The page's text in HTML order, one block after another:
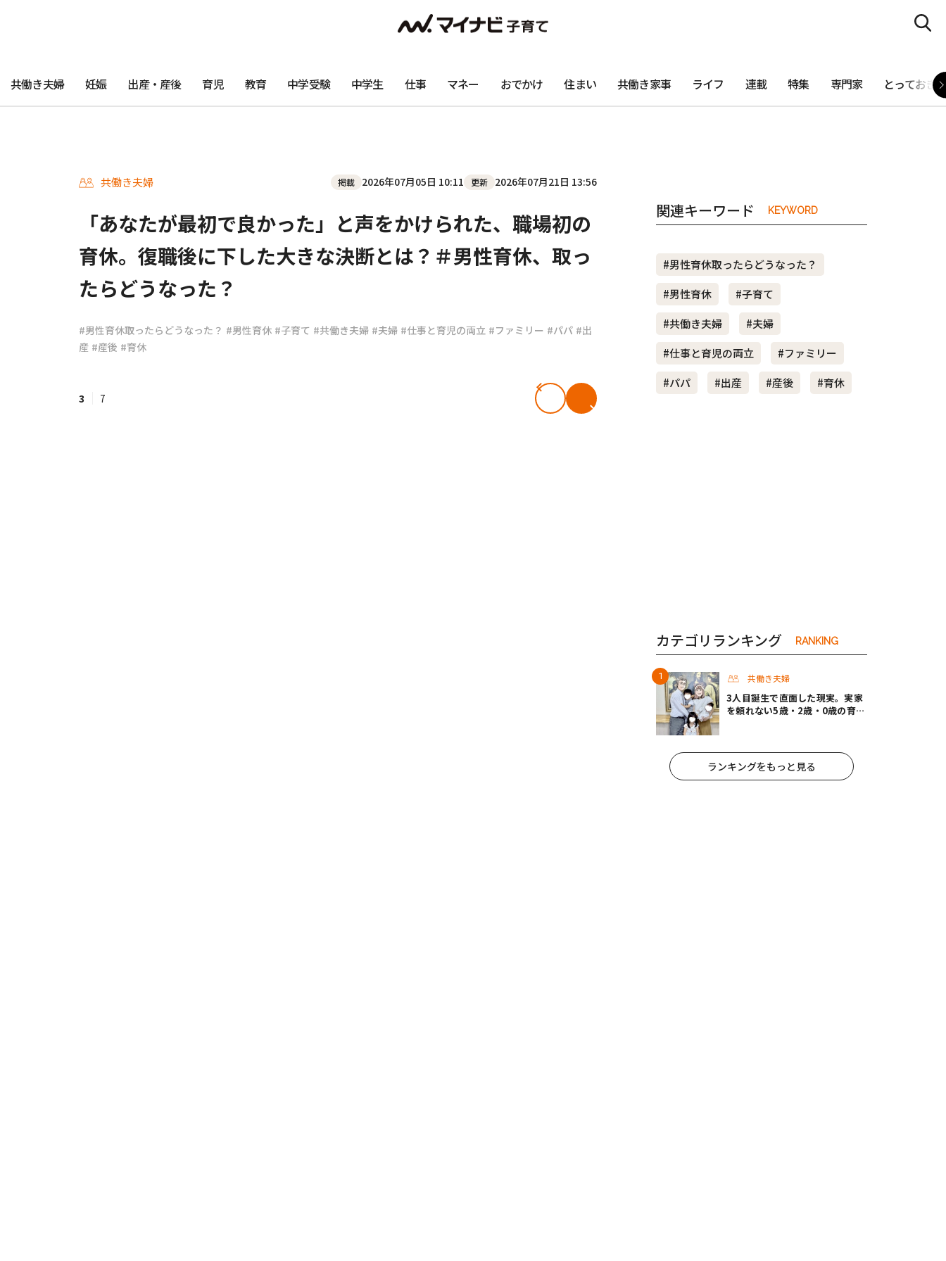
#共働き夫婦 #産休 #育休
#マタニティニュース
共働き夫婦 妊娠 出産・産後 育児 教育 中学受験 中学生 仕事 マネー おでかけ 住まい 共働き家事 ライフ 連載 特集 専門家 とっておき
共働き夫婦 掲載 2026年07月05日 10:11 更新 2026年07月21日 13:56
「あなたが最初で良かった」と声をかけられた、職場初の
育休。復職後に下した大きな決断とは？＃男性育休、取っ
たらどうなった？
#男性育休取ったらどうなった？ #男性育休 #子育て #共働き夫婦 #夫婦 #仕事と育児の両立 #ファミリー #パパ #出
産 #産後 #育休
3 7
関連キーワード KEYWORD
#男性育休取ったらどうなった？
#男性育休
#子育て
#共働き夫婦
#夫婦
#仕事と育児の両立
#ファミリー
#パパ
#出産 #産後 #育休
カテゴリランキング RANKING
共働き夫婦
3人目誕生で直面した現実。実家
を頼れない5歳・2歳・0歳の育児
ランキングをもっと見る